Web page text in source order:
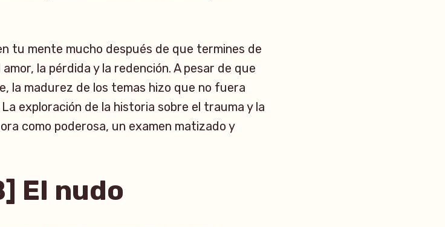
tu mente mucho después de que termines de
la pérdida y la redención. A pesar de que
la madurez de los temas hizo que no fuera
exploración de la historia sobre el trauma y la
como poderosa, un examen matizado y
El nudo